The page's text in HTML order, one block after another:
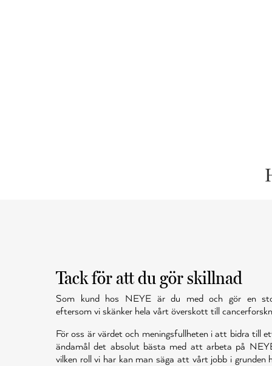
Tack för att du gör skillnad
Som kund hos NEYE är du med och gör en
eftersom vi skänker hela vårt överskott till
För oss är värdet och meningsfullheten i att bidra till
ändamål det absolut bästa med att arbeta på
vilken roll vi har kan man säga att vårt jobb i grunden